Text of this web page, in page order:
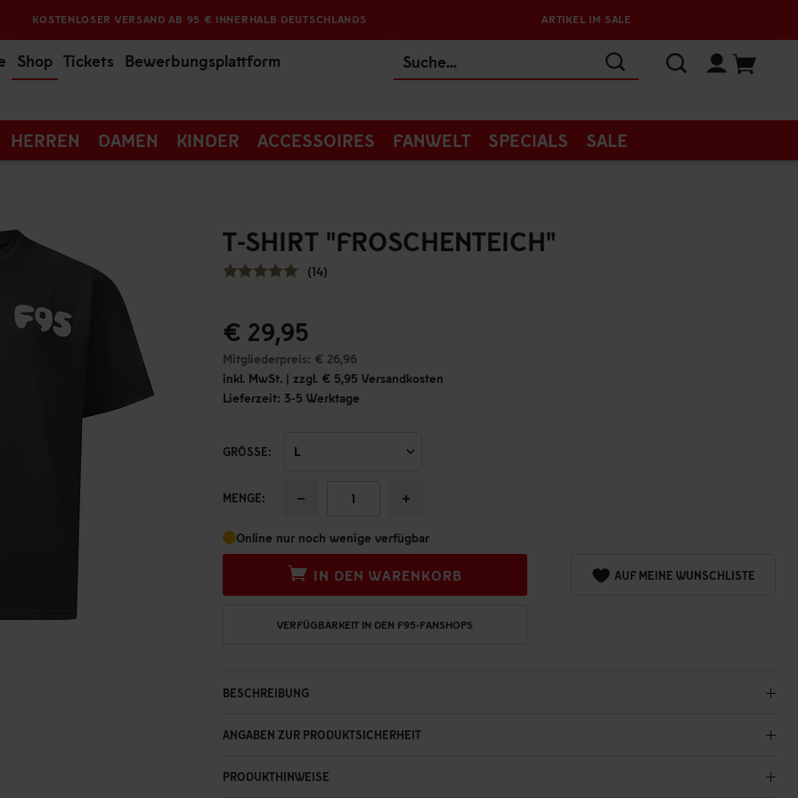
KOSTENLOSER VERSAND AB 95 € INNERHALB DEUTSCHLANDS ARTIKEL IM SALE
Shop Tickets Bewerbungsplattform
HERREN DAMEN KINDER ACCESSOIRES FANWELT SPECIALS SALE
T-SHIRT "FROSCHENTEICH"
(14)
€ 29,95
Mitgliederpreis: € 26,96
inkl. MwSt. | zzgl. € 5,95 Versandkosten
Lieferzeit: 3-5 Werktage
GRÖSSE:
MENGE: − +
Online nur noch wenige verfügbar
IN DEN WARENKORB AUF MEINE WUNSCHLISTE
VERFÜGBARKEIT IN DEN F95-FANSHOPS
BESCHREIBUNG
ANGABEN ZUR PRODUKTSICHERHEIT
PRODUKTHINWEISE